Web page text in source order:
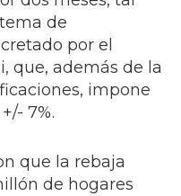
de
por el
que, además de la
impone
7%.
que la rebaja
de hogares